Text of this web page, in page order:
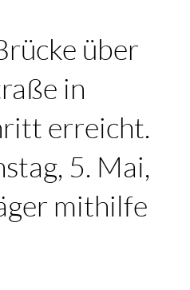
über
in
erreicht.
5. Mai,
mithilfe